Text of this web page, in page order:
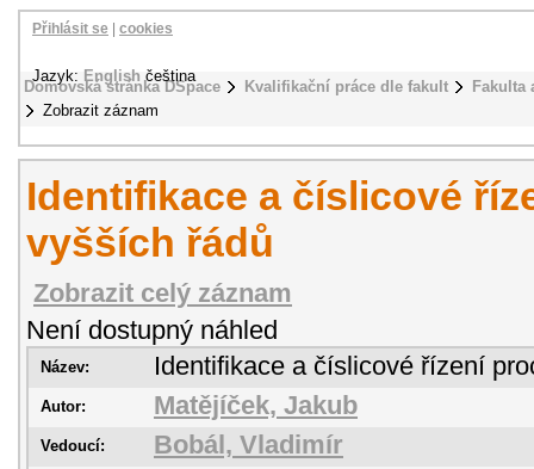
Domovská stránka DSpace Kvalifikační práce dle fakult
Fakulta
Zobrazit záznam
Přihlásit se cookies
Jazyk: English čeština
Identifikace a číslicové
vyšších řádů
Zobrazit celý záznam
Není dostupný náhled
Název: Identifikace a číslicové řízení
Autor: Matějíček, Jakub
Vedoucí: Bobál, Vladimír